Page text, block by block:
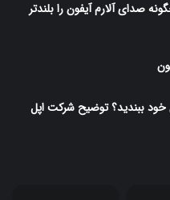
صدای آلارم آیفون را بلندتر
خود ببندید؟ توضیح شرکت اپل